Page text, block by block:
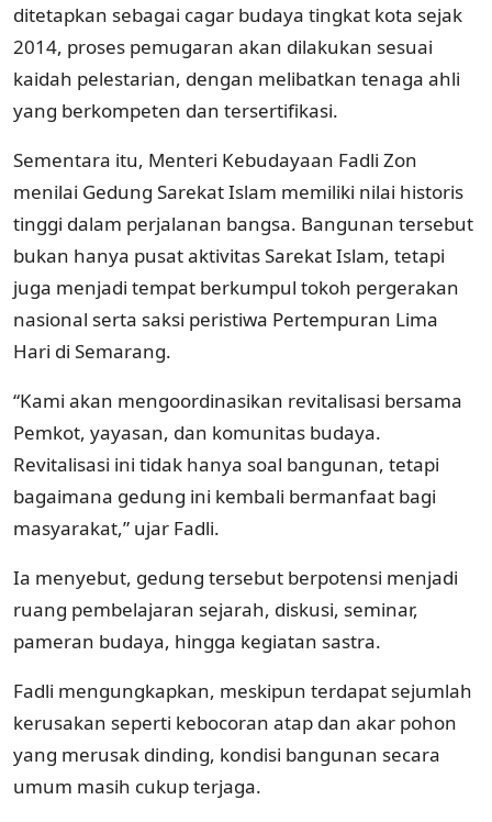
ditetapkan sebagai cagar budaya tingkat kota sejak
2014, proses pemugaran akan dilakukan sesuai
kaidah pelestarian, dengan melibatkan tenaga ahli
yang berkompeten dan tersertifikasi.
Sementara itu, Menteri Kebudayaan Fadli Zon
menilai Gedung Sarekat Islam memiliki nilai historis
tinggi dalam perjalanan bangsa. Bangunan tersebut
bukan hanya pusat aktivitas Sarekat Islam, tetapi
juga menjadi tempat berkumpul tokoh pergerakan
nasional serta saksi peristiwa Pertempuran Lima
Hari di Semarang.
“Kami akan mengoordinasikan revitalisasi bersama
Pemkot, yayasan, dan komunitas budaya.
Revitalisasi ini tidak hanya soal bangunan, tetapi
bagaimana gedung ini kembali bermanfaat bagi
masyarakat,” ujar Fadli.
Ia menyebut, gedung tersebut berpotensi menjadi
ruang pembelajaran sejarah, diskusi, seminar,
pameran budaya, hingga kegiatan sastra.
Fadli mengungkapkan, meskipun terdapat sejumlah
kerusakan seperti kebocoran atap dan akar pohon
yang merusak dinding, kondisi bangunan secara
umum masih cukup terjaga.